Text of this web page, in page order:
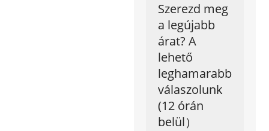
Szerezd meg
a legújabb
árat? A
lehető
leghamarabb
válaszolunk
(12 órán
belül）